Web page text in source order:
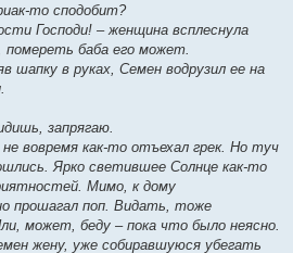
то сподобит?
Господи! – женщина всплеснула
баба его может.
шапку в руках, Семен водрузил ее на
запрягаю.
вовремя как-то отъехал грек. Но туч
Ярко светившее Солнце как-то
Мимо, к дому
прошагал поп. Видать, тоже
может, беду – пока что было неясно.
жену, уже собиравшуюся убегать